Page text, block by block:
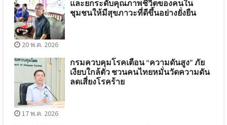
และยกระดับคุณภาพชีวิตของคนใน
ชุมชนให้มีสุขภาวะที่ดีขึ้นอย่างยั่งยืน
20 พ.ค. 2026
กรมควบคุมโรคเตือน “ความดันสูง” ภัย
เงียบใกล้ตัว ชวนคนไทยหมั่นวัดความดัน
ลดเสี่ยงโรคร้าย
17 พ.ค. 2026